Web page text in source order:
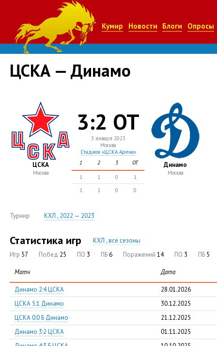
Кумир Новости Блоги Опросы
ЦСКА — Динамо
ЦСКА
Москва
3:2 ОТ
3 января 2023
Москва
Стадион «ЦСКА Арена»
1
2 3 ОТ
1 1 0
1
1
1 0 0
Динамо
Москва
Турнир КХЛ , 2022 — 2023
Статистика игр
КХЛ , все сезоны
Игр 57 Побед 25 ПО 3 ПБ6 Поражений 14 ПО 3 ПБ 5
Матч Дата
Динамо 2:4 ЦСКА
28.01.2026
ЦСКА 5:1 Динамо
30.12.2025
ЦСКА 0:0 Б Динамо
21.12.2025
Динамо 3:2 ЦСКА
01.11.2025